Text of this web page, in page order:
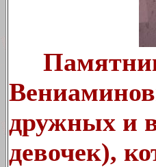
дружных и
девочек),